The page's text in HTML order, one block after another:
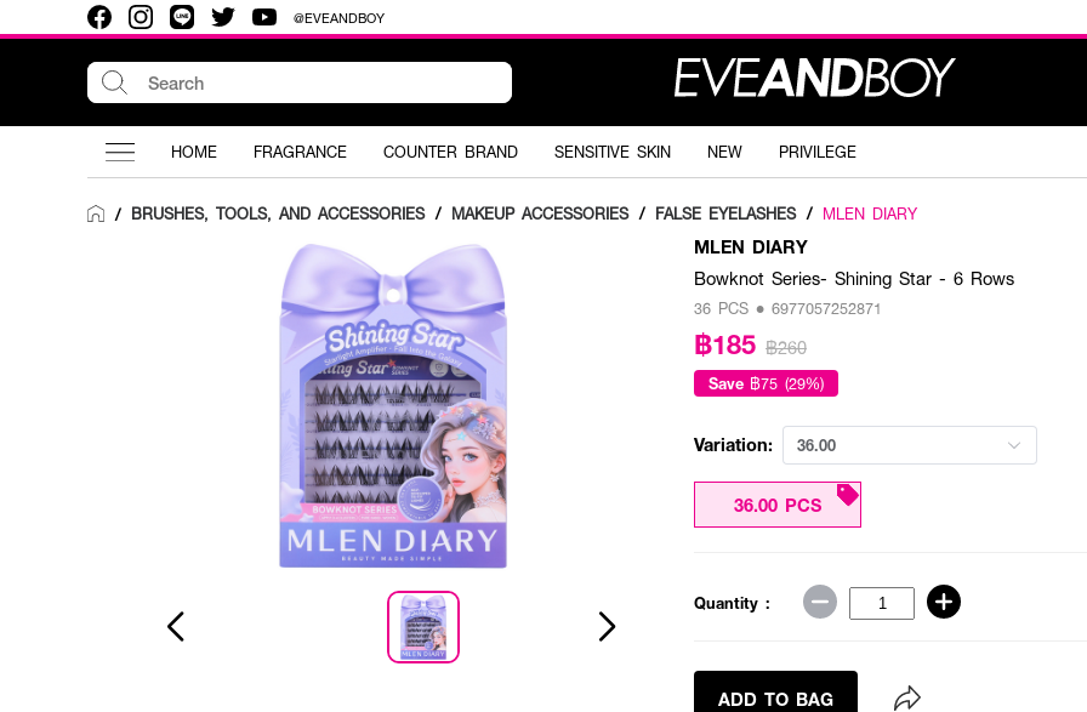
@EVEANDBOY
HOME FRAGRANCE COUNTER BRAND SENSITIVE SKIN NEW PRIVILEGE
/ BRUSHES, TOOLS, AND ACCESSORIES / MAKEUP ACCESSORIES / FALSE EYELASHES / MLEN DIARY
MLEN DIARY
Bowknot Series- Shining Star - 6 Rows
36 PCS • 6977057252871
฿185 ฿260
Save ฿75 (29%)
Variation: 36.00
36.00 PCS
Quantity :
ADD TO BAG